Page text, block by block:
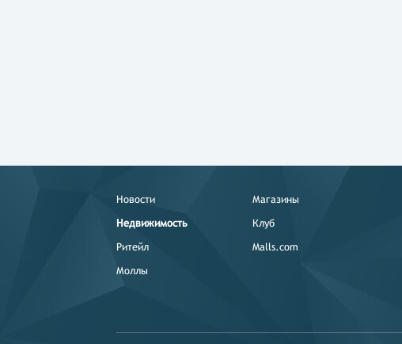
Новости
Недвижимость
Ритейл
Моллы
Магазины
Клуб
Malls.com